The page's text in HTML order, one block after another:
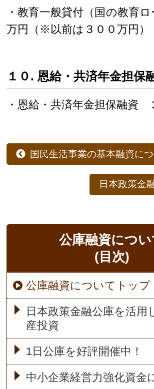
・教育一般貸付（国の教育
万円（※以前は３００万円）
１０. 恩給・共済年金担保
・恩給・共済年金担保融資
国民生活事業の基本融資に
日本政策金
公庫融資につい
(目次)
公庫融資についてトップ
日本政策金融公庫を活用
産投資
1日公庫を好評開催中！
中小企業経営力強化資金